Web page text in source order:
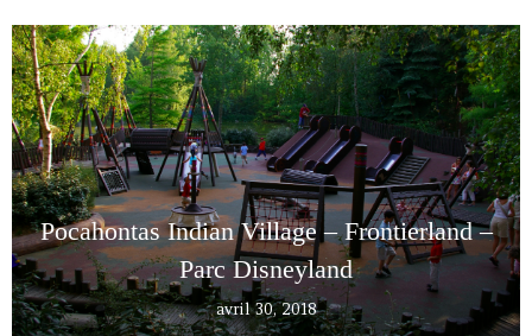
Pocahontas Indian Village – Frontierland –
Parc Disneyland
avril 30, 2018